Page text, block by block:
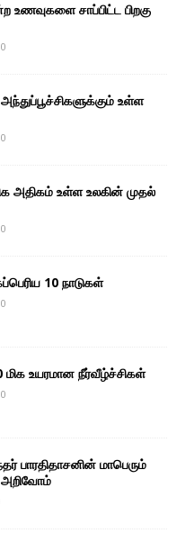
சாப்பிட்ட பிறகு
0
உள்ள
0
அதிகம் உள்ள உலகின் முதல்
0
10 நாடுகள்
0
மிக உயரமான நீர்வீழ்ச்சிகள்
0
பாரதிதாசனின் மாபெரும்
அறிவோம்